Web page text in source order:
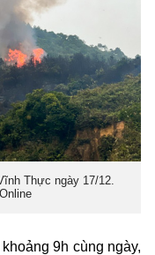
Thực ngày 17/12.
9h cùng ngày,